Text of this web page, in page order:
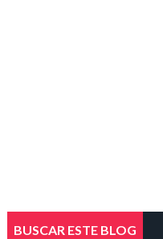
BUSCAR ESTE BLOG